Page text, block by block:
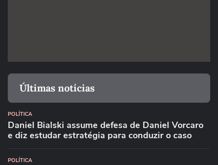
Últimas notícias
POLÍTICA
Daniel Bialski assume defesa de Daniel Vorcaro
e diz estudar estratégia para conduzir o caso
POLÍTICA